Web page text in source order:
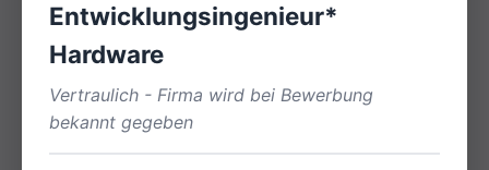
Entwicklungsingenieur*
Hardware
Vertraulich - Firma wird bei Bewerbung
bekannt gegeben